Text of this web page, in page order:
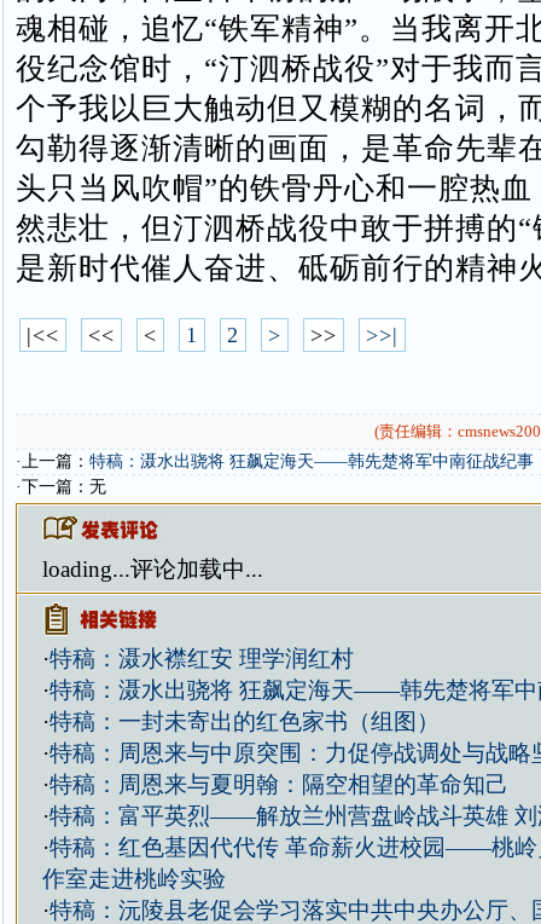
魂相碰，追忆“铁军精神”。当我离开
役纪念馆时，“汀泗桥战役”对于我而
个予我以巨大触动但又模糊的名词，
勾勒得逐渐清晰的画面，是革命先辈
头只当风吹帽”的铁骨丹心和一腔热
然悲壮，但汀泗桥战役中敢于拼搏的“
是新时代催人奋进、砥砺前行的精神
|<< << < 1 2 > >> >>|
(责任编辑：
·上一篇： 特稿：滠水出骁将 狂飙定海天——韩先楚将军中南征战纪事
·下一篇：无
loading...评论加载中...
·特稿：滠水襟红安 理学润红村
·特稿：滠水出骁将 狂飙定海天——韩先楚将军中
·特稿：一封未寄出的红色家书（组图）
·特稿：周恩来与中原突围：力促停战调处与战略
·特稿：周恩来与夏明翰：隔空相望的革命知己
·特稿：富平英烈——解放兰州营盘岭战斗英雄 刘
·特稿：红色基因代代传 革命薪火进校园——桃岭
作室走进桃岭实验
·特稿：沅陵县老促会学习落实中共中央办公厅、